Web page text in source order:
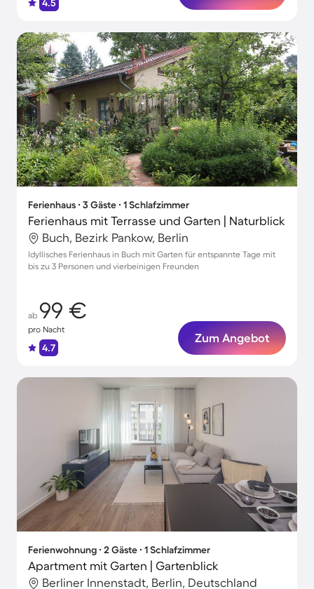
4.5
Ferienhaus ∙ 3 Gäste ∙ 1 Schlafzimmer
Ferienhaus mit Terrasse und Garten | Naturblick
Buch, Bezirk Pankow, Berlin
Idyllisches Ferienhaus in Buch mit Garten für entspannte Tage mit
bis zu 3 Personen und vierbeinigen Freunden
ab 99 €
pro Nacht
4.7
Zum Angebot
Ferienwohnung ∙ 2 Gäste ∙ 1 Schlafzimmer
Apartment mit Garten | Gartenblick
Berliner Innenstadt, Berlin, Deutschland